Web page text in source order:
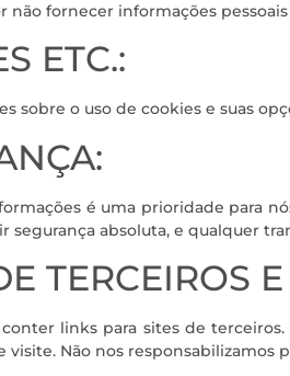
não fornecer informações
ETC.:
sobre o uso de cookies e suas
é uma prioridade para
segurança absoluta, e qualquer
TERCEIROS
links para sites de
visite. Não nos responsabilizamos